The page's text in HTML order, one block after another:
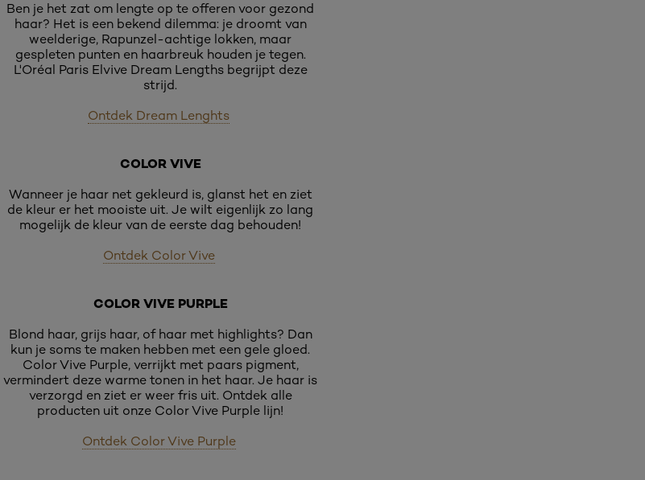
Ben je het zat om lengte op te offeren voor gezond
haar? Het is een bekend dilemma: je droomt van
weelderige, Rapunzel-achtige lokken, maar
gespleten punten en haarbreuk houden je tegen.
L'Oréal Paris Elvive Dream Lengths begrijpt deze
strijd.
Ontdek Dream Lenghts
COLOR VIVE
Wanneer je haar net gekleurd is, glanst het en ziet
de kleur er het mooiste uit. Je wilt eigenlijk zo lang
mogelijk de kleur van de eerste dag behouden!
Ontdek Color Vive
COLOR VIVE PURPLE
Blond haar, grijs haar, of haar met highlights? Dan
kun je soms te maken hebben met een gele gloed.
Color Vive Purple, verrijkt met paars pigment,
vermindert deze warme tonen in het haar. Je haar is
verzorgd en ziet er weer fris uit. Ontdek alle
producten uit onze Color Vive Purple lijn!
Ontdek Color Vive Purple